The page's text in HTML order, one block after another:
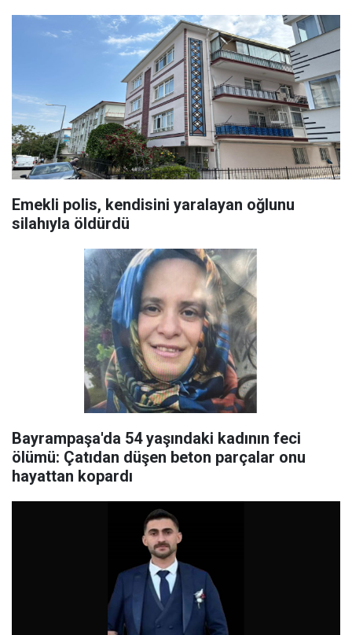
Emekli polis, kendisini yaralayan oğlunu
silahıyla öldürdü
Bayrampaşa'da 54 yaşındaki kadının feci
ölümü: Çatıdan düşen beton parçalar onu
hayattan kopardı